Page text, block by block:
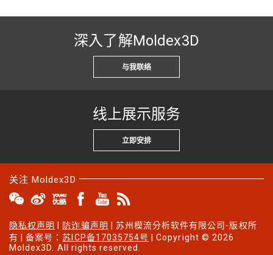
深入了解Moldex3D
与我联络
线上展示服务
立即安排
关注 Moldex3D
隐私权声明 防诈骗声明
| 苏州模流分析软件有限公司-版权所
有 | 备案号：苏ICP备17035754号
| Copyright © 2026
Moldex3D. All rights reserved.